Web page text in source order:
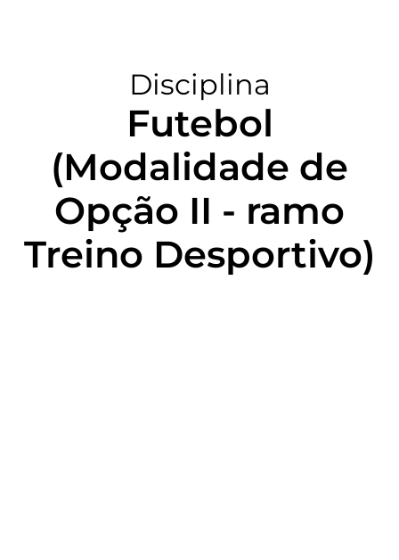
Disciplina
Futebol
(Modalidade de
Opção II - ramo
Treino Desportivo)